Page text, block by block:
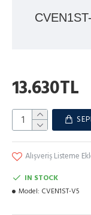
IN STOCK
Model: CVEN1ST-V5
13.630TL
Alışveriş Listeme